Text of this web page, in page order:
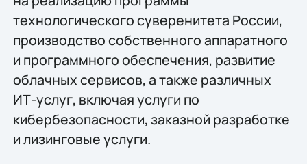
технологического суверенитета России,
производство собственного аппаратного
и программного обеспечения, развитие
облачных сервисов, а также различных
ИТ-услуг, включая услуги по
кибербезопасности, заказной разработке
и лизинговые услуги.